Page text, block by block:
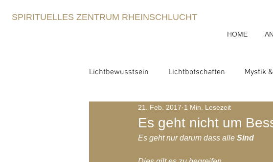
SPIRITUELLES ZENTRUM RHEINSCHLUCHT
HOME
Lichtbewusstsein Lichtbotschaften Mystik
Lichtbewusstsein Lichtmensch & Homo
Es geht nicht um
21. Feb. 2017 1 Min. Lesezeit
Es geht nur darum dass alle Sind